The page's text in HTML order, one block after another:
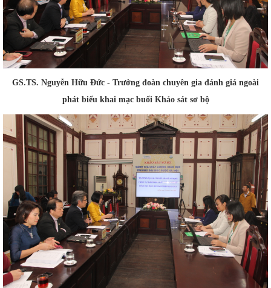
GS.TS. Nguyễn Hữu Đức - Trưởng đoàn chuyên gia đánh giá ngoài
phát biểu khai mạc buổi Khảo sát sơ bộ